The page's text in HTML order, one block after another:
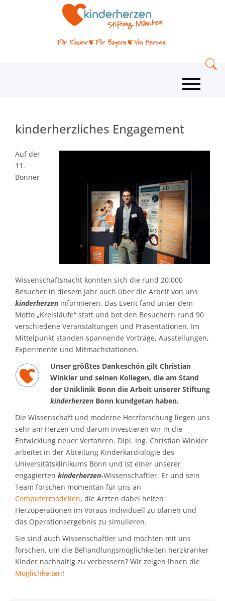
kinderherzliches Engagement
Auf der
11.
Bonner
Wissenschaftsnacht konnten sich die rund 20.000
Besucher in diesem Jahr auch über die Arbeit von uns
kinderherzen informieren. Das Event fand unter dem
Motto „Kreisläufe“ statt und bot den Besuchern rund 90
verschiedene Veranstaltungen und Präsentationen. Im
Mittelpunkt standen spannende Vorträge, Ausstellungen,
Experimente und Mitmachstationen.
Unser größtes Dankeschön gilt Christian
Winkler und seinen Kollegen, die am Stand
der Uniklinik Bonn die Arbeit unserer Stiftung
kinderherzen Bonn kundgetan haben.
Die Wissenschaft und moderne Herzforschung liegen uns
sehr am Herzen und darum investieren wir in die
Entwicklung neuer Verfahren. Dipl. Ing. Christian Winkler
arbeitet in der Abteilung Kinderkardiologie des
Universitätsklinikums Bonn und ist einer unserer
engagierten kinderherzen-Wissenschaftler. Er und sein
Team forschen momentan für uns an
Computermodellen, die Ärzten dabei helfen
Herzoperationen im Voraus individuell zu planen und
das Operationsergebnis zu simulieren.
Sie sind auch Wissenschaftler und möchten mit uns
forschen, um die Behandlungsmöglichkeiten herzkranker
Kinder nachhaltig zu verbessern? Wir zeigen Ihnen die
Möglichkeiten!